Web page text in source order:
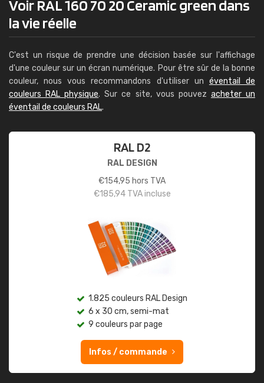
Voir RAL 160 70 20 Ceramic green dans
la vie réelle
C'est un risque de prendre une décision basée sur l'affichage
d'une couleur sur un écran numérique. Pour être sûr de la bonne
couleur, nous vous recommandons d'utiliser un éventail de
couleurs RAL physique. Sur ce site, vous pouvez acheter un
éventail de couleurs RAL.
RAL D2
RAL DESIGN
€154,95 hors TVA
€185,94TVA incluse
1.825 couleurs RAL Design
6 x 30 cm, semi-mat
9 couleurs par page
Infos / commande